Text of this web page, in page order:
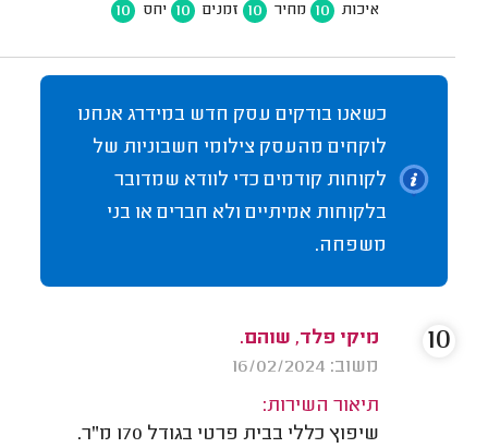
איכות 10 מחיר 10 זמנים 10 יחס 10
כשאנו בודקים עסק חדש במידרג אנחנו
לוקחים מהעסק צילומי חשבוניות של
לקוחות קודמים כדי לוודא שמדובר
בלקוחות אמיתיים ולא חברים או בני
משפחה.
מיקי פלד, שוהם.
משוב: 16/02/2024
תיאור השירות:
שיפוץ כללי בבית פרטי בגודל 170 מ"ר.
10